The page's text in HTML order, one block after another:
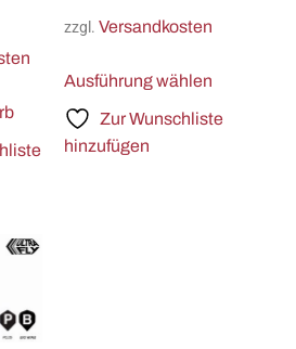
zzgl. Versandkosten
Ausführung wählen
Zur Wunschliste
hinzufügen